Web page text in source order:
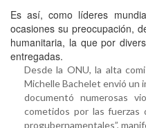
Es así, como líderes
ocasiones su preocupación,
humanitaria, la que por
entregadas.
Desde la ONU, la alta
Michelle Bachelet envió un
documentó numerosas
cometidos por las fuerzas
progubernamentales”,